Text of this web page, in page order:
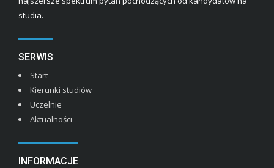
studia.
SERWIS
Start
Kierunki studiów
Uczelnie
Aktualności
INFORMACJE